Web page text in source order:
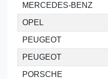
MERCEDES-BENZ
OPEL
PEUGEOT
PEUGEOT
PORSCHE